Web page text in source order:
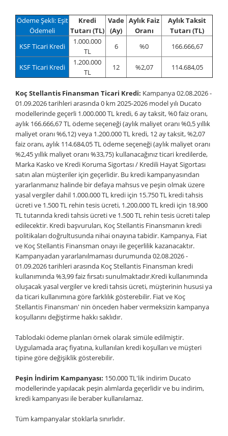
Ödeme Şekli: Eşit
Ödemeli
Kredi
Tutarı (TL)
Vade
(Ay)
Aylık Faiz
Oranı
Aylık Taksit
Tutarı (TL)
KSF Ticari Kredi
1.000.000
TL
6 %0 166.666,67
KSF Ticari Kredi
1.200.000
TL
12 %2,07 114.684,05
Koç Stellantis Finansman Ticari Kredi: Kampanya 02.08.2026 -
01.09.2026 tarihleri arasında 0 km 2025-2026 model yılı Ducato
modellerinde geçerli 1.000.000 TL kredi, 6 ay taksit, %0 faiz oranı,
aylık 166.666,67 TL ödeme seçeneği (aylık maliyet oranı %0,5 yıllık
maliyet oranı %6,12) veya 1.200.000 TL kredi, 12 ay taksit, %2,07
faiz oranı, aylık 114.684,05 TL ödeme seçeneği (aylık maliyet oranı
%2,45 yıllık maliyet oranı %33,75) kullanacağınız ticari kredilerde,
Marka Kasko ve Kredi Koruma Sigortası / Kredili Hayat Sigortası
satın alan müşteriler için geçerlidir. Bu kredi kampanyasından
yararlanmanız halinde bir defaya mahsus ve peşin olmak üzere
yasal vergiler dahil 1.000.000 TL kredi için 15.750 TL kredi tahsis
ücreti ve 1.500 TL rehin tesis ücreti, 1.200.000 TL kredi için 18.900
TL tutarında kredi tahsis ücreti ve 1.500 TL rehin tesis ücreti talep
edilecektir. Kredi başvuruları, Koç Stellantis Finansmanın kredi
politikaları doğrultusunda nihai onayına tabidir. Kampanya, Fiat
ve Koç Stellantis Finansman onayı ile geçerlilik kazanacaktır.
Kampanyadan yararlanılmaması durumunda 02.08.2026 -
01.09.2026 tarihleri arasında Koç Stellantis Finansman kredi
kullanımında %3,99 faiz fırsatı sunulmaktadır.Kredi kullanımında
oluşacak yasal vergiler ve kredi tahsis ücreti, müşterinin hususi ya
da ticari kullanımına göre farklılık gösterebilir. Fiat ve Koç
Stellantis Finansman' nin önceden haber vermeksizin kampanya
koşullarını değiştirme hakkı saklıdır.
Tablodaki ödeme planları örnek olarak simüle edilmiştir.
Uygulamada araç fiyatına, kullanılan kredi koşulları ve müşteri
tipine göre değişiklik gösterebilir.
Peşin İndirim Kampanyası: 150.000 TL'lik indirim Ducato
modellerinde yapılacak peşin alımlarda geçerlidir ve bu indirim,
kredi kampanyası ile beraber kullanılamaz.
Tüm kampanyalar stoklarla sınırlıdır.